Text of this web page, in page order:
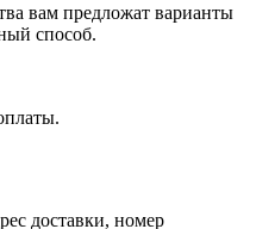
вам предложат варианты
способ.
доставки, номер